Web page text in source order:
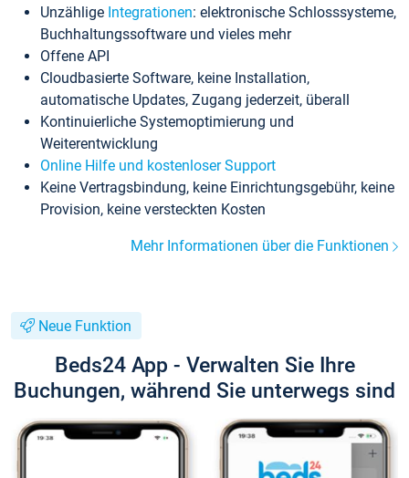
Unzählige Integrationen: elektronische Schlosssysteme,
Buchhaltungssoftware und vieles mehr
Offene API
Cloudbasierte Software, keine Installation,
automatische Updates, Zugang jederzeit, überall
Kontinuierliche Systemoptimierung und
Weiterentwicklung
Online Hilfe und kostenloser Support
Keine Vertragsbindung, keine Einrichtungsgebühr, keine
Provision, keine versteckten Kosten
Mehr Informationen über die Funktionen
Neue Funktion
Beds24 App - Verwalten Sie Ihre
Buchungen, während Sie unterwegs sind